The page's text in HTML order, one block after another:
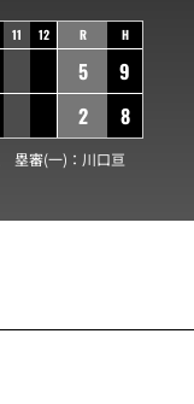
11 12 R H
5
9
2
8
塁審(一)： 川口亘